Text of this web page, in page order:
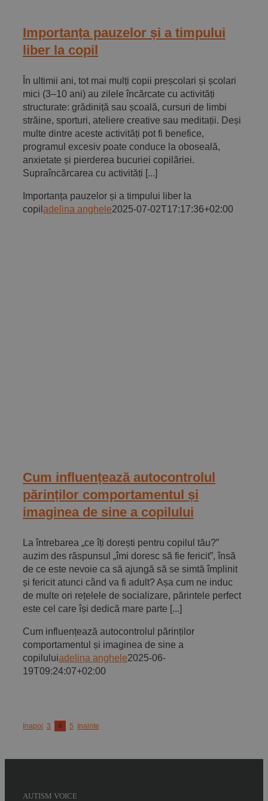
Importanța pauzelor și a timpului
liber la copil
În ultimii ani, tot mai mulți copii preșcolari și școlari
mici (3–10 ani) au zilele încărcate cu activități
structurate: grădiniță sau școală, cursuri de limbi
străine, sporturi, ateliere creative sau meditații. Deși
multe dintre aceste activități pot fi benefice,
programul excesiv poate conduce la oboseală,
anxietate și pierderea bucuriei copilăriei.
Supraîncărcarea cu activități [...]
Importanța pauzelor și a timpului liber la
copil adelina anghele2025-07-02T17:17:36+02:00
Cum influențează autocontrolul
părinților comportamentul și
imaginea de sine a copilului
La întrebarea „ce îți dorești pentru copilul tău?”
auzim des răspunsul „îmi doresc să fie fericit”, însă
de ce este nevoie ca să ajungă să se simtă împlinit
și fericit atunci când va fi adult? Așa cum ne induc
de multe ori rețelele de socializare, părintele perfect
este cel care își dedică mare parte [...]
Cum influențează autocontrolul părinților
comportamentul și imaginea de sine a
copiluluiadelina anghele2025-06-
19T09:24:07+02:00
Inapoi 3 4 5 Inainte
AUTISM VOICE